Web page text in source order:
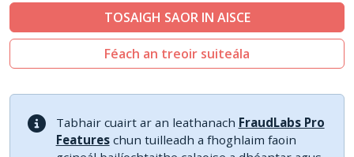
Ecwid by Lightspeed
WISECP
ThirtyBees
Shopware
Sylius
TOSAIGH SAOR IN AISCE
Féach an treoir suiteála
Tabhair cuairt ar an leathanach FraudLabs Pro
Featureschun tuilleadh a fhoghlaim faoin